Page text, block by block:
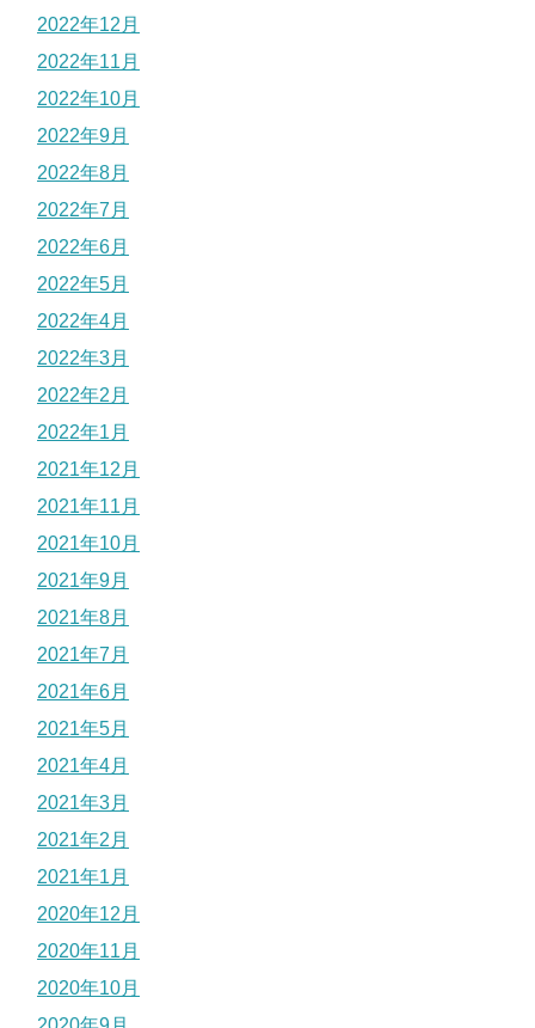
2022年12月
2022年11月
2022年10月
2022年9月
2022年8月
2022年7月
2022年6月
2022年5月
2022年4月
2022年3月
2022年2月
2022年1月
2021年12月
2021年11月
2021年10月
2021年9月
2021年8月
2021年7月
2021年6月
2021年5月
2021年4月
2021年3月
2021年2月
2021年1月
2020年12月
2020年11月
2020年10月